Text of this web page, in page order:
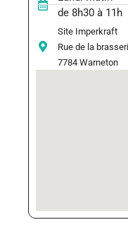
de 8h30 à 11h
Site Imperkraft
Rue de la
7784 Warneton